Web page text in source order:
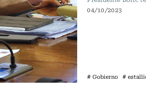
04/10/2023
# Gobierno #